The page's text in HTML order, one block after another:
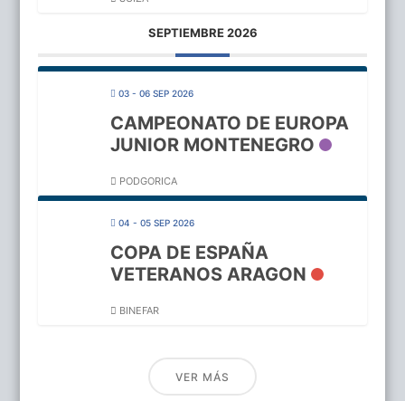
SEPTIEMBRE 2026
03 - 06 SEP 2026
CAMPEONATO DE EUROPA
JUNIOR MONTENEGRO
PODGORICA
04 - 05 SEP 2026
COPA DE ESPAÑA
VETERANOS ARAGON
BINEFAR
VER MÁS